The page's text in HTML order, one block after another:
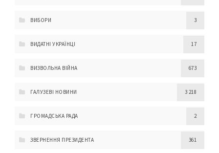
ВИБОРИ 3
ВИДАТНІ УКРАЇНЦІ 17
ВИЗВОЛЬНА ВІЙНА 673
ГАЛУЗЕВІ НОВИНИ 3 218
ГРОМАДСЬКА РАДА 2
ЗВЕРНЕННЯ ПРЕЗИДЕНТА 361